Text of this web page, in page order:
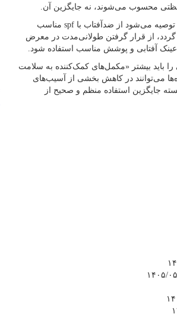
محسوب می‌شوند، نه جایگزین آن.
وی با اشاره به اینکه برای محافظت مؤثر از پوست در فصل گرما توصیه می‌شود از ضدآفتاب با spf مناسب
گردد، از قرار گرفتن طولانی‌مدت در معرض
عینک آفتابی و پوشش مناسب استفاده شود.
را باید بیشتر «مکمل‌های کمک‌کننده به سلامت
می‌توانند در کاهش بخشی از آسیب‌های
جایگزین استفاده منظم و صحیح از